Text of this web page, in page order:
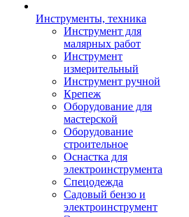
Инструменты, техника
Инструмент для
малярных работ
Инструмент
измерительный
Инструмент ручной
Крепеж
Оборудование для
мастерской
Оборудование
строительное
Оснастка для
электроинструмента
Спецодежда
Садовый бензо и
электроинструмент